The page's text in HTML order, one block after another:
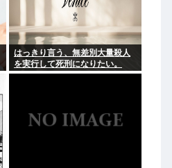
はっきり言う、無差別大量殺人
を実行して死刑になりたい。